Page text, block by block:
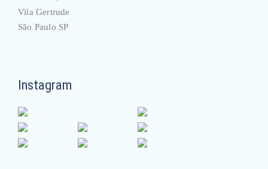
Vila Gertrude
São Paulo SP
Instagram